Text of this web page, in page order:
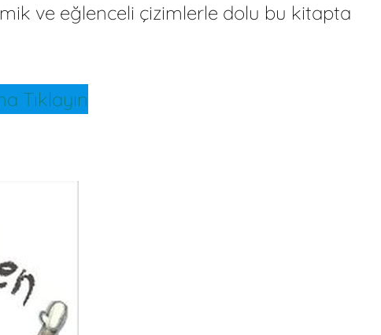
ve eğlenceli çizimlerle dolu bu kitapta
Tıklayın